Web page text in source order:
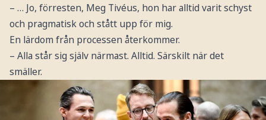
– … Jo, förresten, Meg Tivéus, hon har alltid varit schyst
och pragmatisk och stått upp för mig.
En lärdom från processen återkommer.
– Alla står sig själv närmast. Alltid. Särskilt när det
smäller.